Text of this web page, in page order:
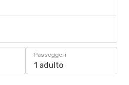
Passeggeri
1 adulto